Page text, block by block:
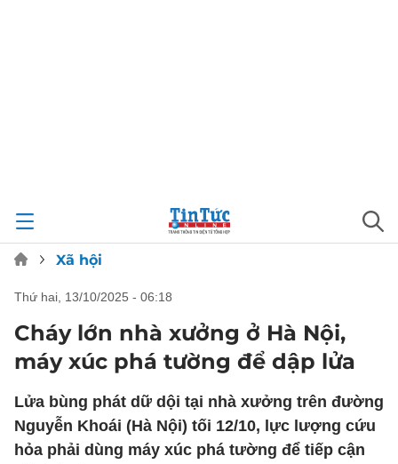
Xã hội
thứ hai, 13/10/2025 - 06:18
Cháy lớn nhà xưởng ở Hà Nội,
máy xúc phá tường để dập lửa
Lửa bùng phát dữ dội tại nhà xưởng trên đường
Nguyễn Khoái (Hà Nội) tối 12/10, lực lượng cứu
hỏa phải dùng máy xúc phá tường để tiếp cận